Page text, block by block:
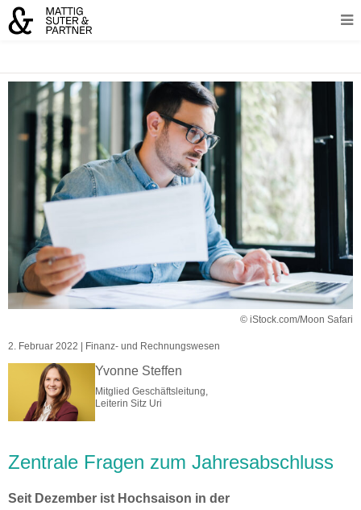
© iStock.com/Moon Safari
2. Februar 2022 | Finanz- und Rechnungswesen
Yvonne Steffen
Mitglied Geschäftsleitung,
Leiterin Sitz Uri
Zentrale Fragen zum Jahresabschluss
Seit Dezember ist Hochsaison in der